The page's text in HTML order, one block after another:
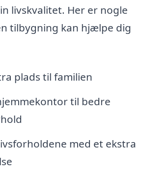
livskvalitet. Her er nogle
tilbygning kan hjælpe dig
plads til familien
til bedre
med et ekstra